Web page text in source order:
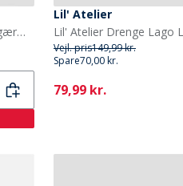
Lil' Atelier Drenge Layo Løve Langærmet Top Coconut Milk
Lil' Atelier
Vejl. pris149,99 kr.
Spare70,00 kr.
Current
79,99 kr.